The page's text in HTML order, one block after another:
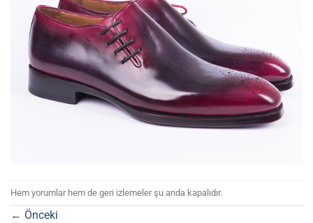
Hem yorumlar hem de geri izlemeler şu anda kapalıdır.
← Önceki